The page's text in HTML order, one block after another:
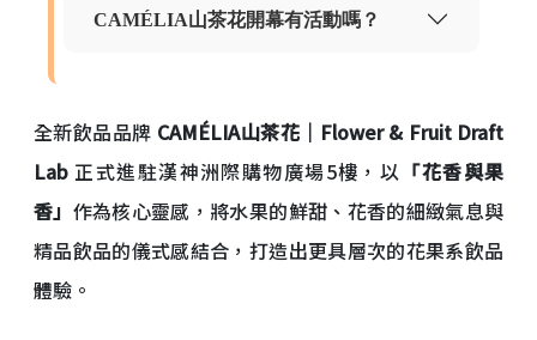
CAMÉLIA山茶花開幕有活動嗎？
全新飲品品牌 CAMÉLIA山茶花｜Flower & Fruit Draft
Lab 正式進駐漢神洲際購物廣場5樓，以 「花香與果
香」 作為核心靈感，將水果的鮮甜、花香的細緻氣息與
精品飲品的儀式感結合，打造出更具層次的花果系飲品
體驗。